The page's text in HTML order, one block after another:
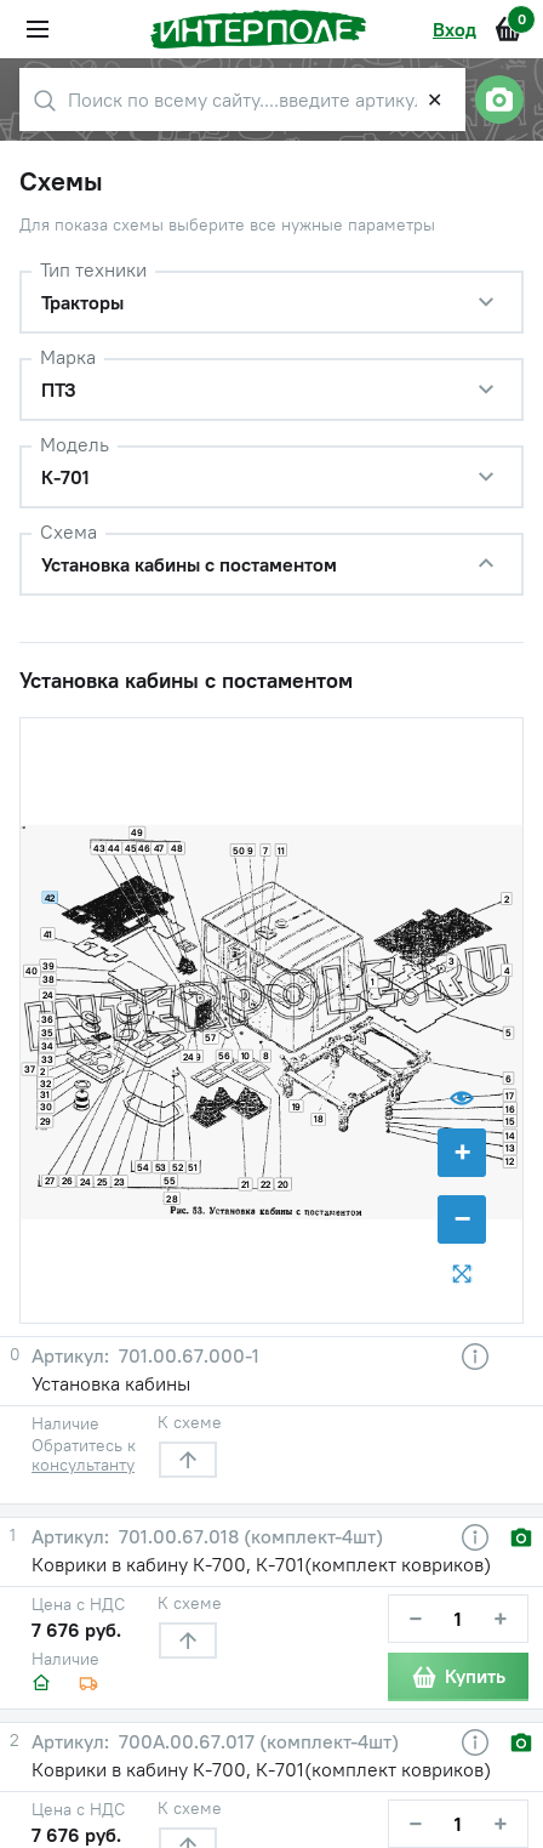
Вход 0
✕
Схемы
Для показа схемы выберите все нужные параметры
Тип техники
Тракторы
Марка
ПТЗ
Модель
К-701
Схема
Установка кабины с постаментом
Установка кабины с постаментом
+
−
1
2
2
3
4
5
6
7
8
9
9
10
11
12
13
14
15
16
17
18
19
20
21 22
23
24
24
24
25
26
27
28
29
30
31
32
33
34
35
36
37
38
39
40
41
42
43 44 45 46 47 48
49
50
51
52
53
54
55
56
57
0
701.00.67.000-1
Установка кабины
Наличие
Обратитесь к
консультанту
К схеме
1
701.00.67.018 (комплект-4шт)
Коврики в кабину К-700, К-701(комплект ковриков)
Наличие
Цена с НДС
7 676 руб.
К схеме − +
Купить
2
700А.00.67.017 (комплект-4шт)
Коврики в кабину К-700, К-701(комплект ковриков)
Цена с НДС
7 676 руб.
К схеме − +